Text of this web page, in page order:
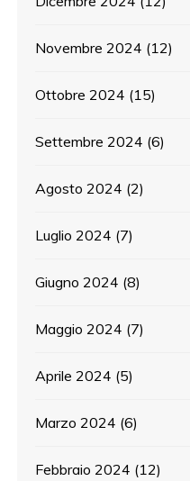
Novembre 2024 (12)
Ottobre 2024 (15)
Settembre 2024 (6)
Agosto 2024 (2)
Luglio 2024 (7)
Giugno 2024 (8)
Maggio 2024 (7)
Aprile 2024 (5)
Marzo 2024 (6)
Febbraio 2024 (12)